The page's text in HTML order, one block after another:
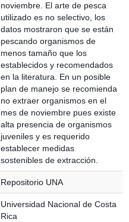
noviembre. El arte de pesca
utilizado es no selectivo, los
datos mostraron que se están
pescando organismos de
menos tamaño que los
establecidos y recomendados
en la literatura. En un posible
plan de manejo se recomienda
no extraer organismos en el
mes de noviembre pues existe
alta presencia de organismos
juveniles y es requerido
establecer medidas
sostenibles de extracción.
Repositorio UNA
Universidad Nacional de Costa
Rica